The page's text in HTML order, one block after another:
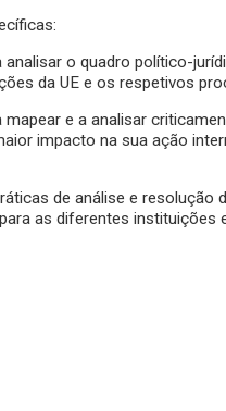
o quadro político-
da UE e os respetivos
mapear e a analisar
impacto na sua ação
de análise e resolução
as diferentes instituições